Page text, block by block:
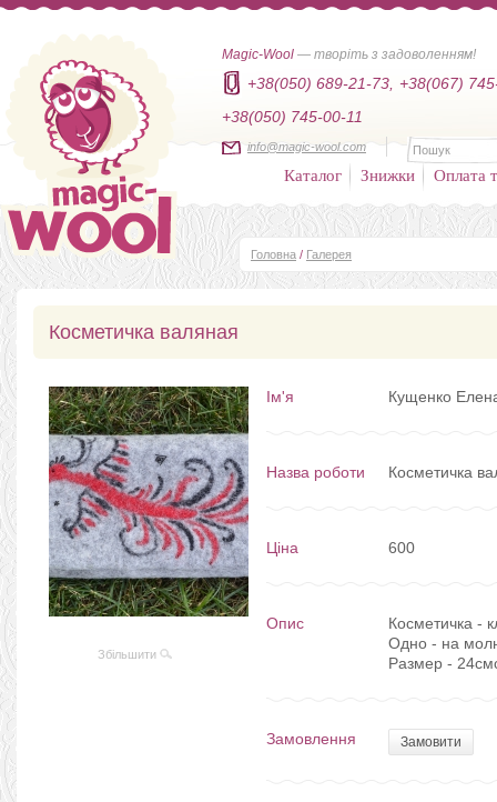
Magic-Wool — творіть з задоволенням!
+38(050) 689-21-73,
+38(067)
+38(050) 745-00-11
info@magic-wool.com
Каталог Знижки Оплата
Головна / Галерея
Косметичка валяная
Збільшити
Ім'я Кущенко
Назва роботи Косметичка
Ціна 600
Опис
Косметичка -
Одно - на
Размер -
Замовлення Замовити